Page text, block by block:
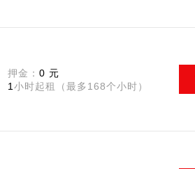
押金： 0 元
1 小时起租（最多168个小时）